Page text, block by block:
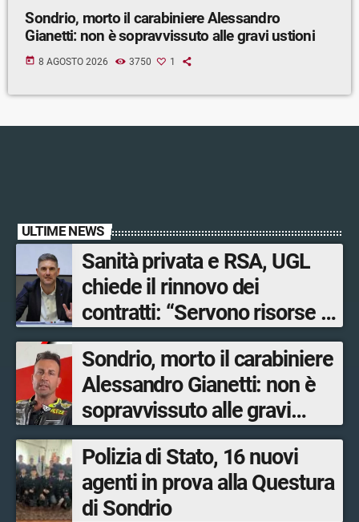
Sondrio, morto il carabiniere Alessandro
Gianetti: non è sopravvissuto alle gravi ustioni
today 8 AGOSTO 2026 3750 1
ULTIME NEWS
Sanità privata e RSA, UGL
chiede il rinnovo dei
contratti: “Servono risorse e
salari adeguati”
Sondrio, morto il carabiniere
Alessandro Gianetti: non è
sopravvissuto alle gravi
ustioni
Polizia di Stato, 16 nuovi
agenti in prova alla Questura
di Sondrio